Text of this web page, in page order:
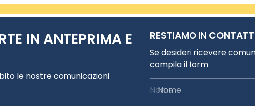
IN ANTEPRIMA E
le nostre comunicazioni
RESTIAMO IN
Se desideri ricevere
compila il form
Nome